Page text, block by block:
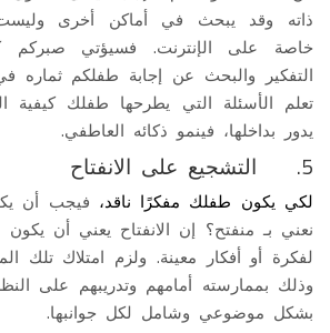
ذاته وقد يبحث في أماكن أخرى
خاصة على الإنترنت. فسيؤتي صبركم
التفكير والبحث عن إجابة طفلكم ثماره
تعلم الأسئلة التي يطرحها طفلك كيفية
يدور بداخلها، فينمو ذكائه العاطفي.
5. التشجيع على الانفتاح
لكي يكون طفلك مفكرًا ناقد، فيجب أن
نعني بـ منفتح؟ إن الانفتاح يعني أن
لفكرة أو أفكار معينة. ولزم امتلاك تلك
وذلك بممارسته أمامهم وتدريبهم على
بشكل موضوعي وشامل لكل جوانبها.